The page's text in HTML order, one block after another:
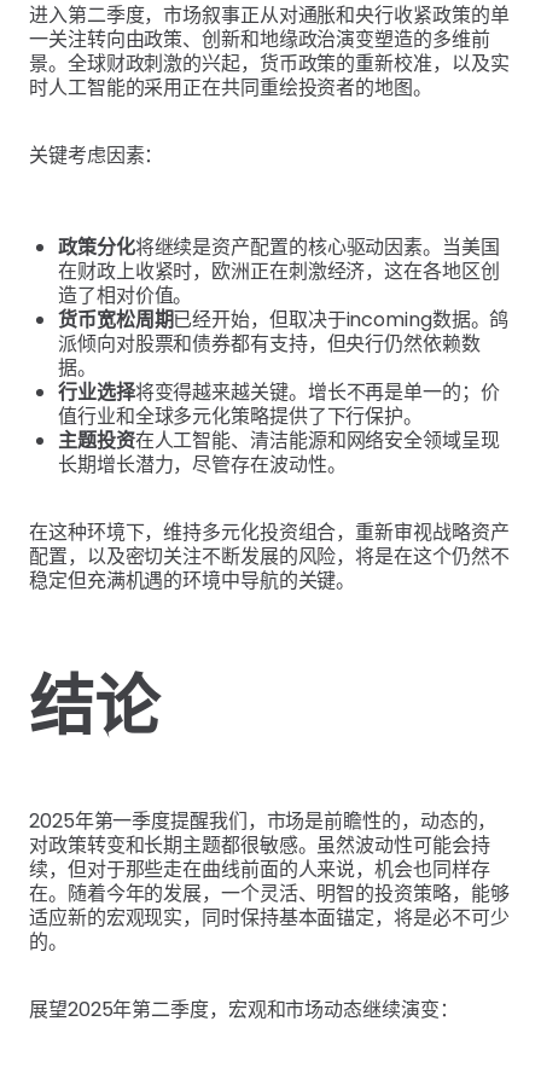
进入第二季度，市场叙事正从对通胀和央行收紧政策的单
一关注转向由政策、创新和地缘政治演变塑造的多维前
景。全球财政刺激的兴起，货币政策的重新校准，以及实
时人工智能的采用正在共同重绘投资者的地图。
关键考虑因素：
政策分化将继续是资产配置的核心驱动因素。当美国
在财政上收紧时，欧洲正在刺激经济，这在各地区创
造了相对价值。
货币宽松周期已经开始，但取决于incoming数据。鸽
派倾向对股票和债券都有支持，但央行仍然依赖数
据。
行业选择将变得越来越关键。增长不再是单一的；价
值行业和全球多元化策略提供了下行保护。
主题投资在人工智能、清洁能源和网络安全领域呈现
长期增长潜力，尽管存在波动性。
在这种环境下，维持多元化投资组合，重新审视战略资产
配置，以及密切关注不断发展的风险，将是在这个仍然不
稳定但充满机遇的环境中导航的关键。
结论
2025年第一季度提醒我们，市场是前瞻性的，动态的，
对政策转变和长期主题都很敏感。虽然波动性可能会持
续，但对于那些走在曲线前面的人来说，机会也同样存
在。随着今年的发展，一个灵活、明智的投资策略，能够
适应新的宏观现实，同时保持基本面锚定，将是必不可少
的。
展望2025年第二季度，宏观和市场动态继续演变：